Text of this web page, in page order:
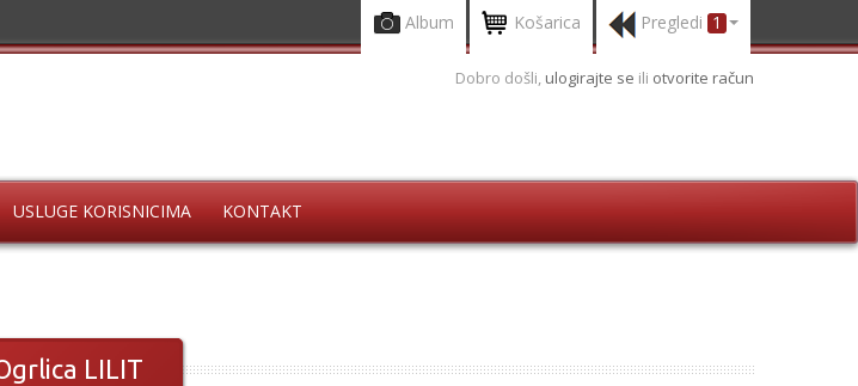
Album Košarica Pregledi 1
Dobro došli, ulogirajte se ili otvorite račun
USLUGE KORISNICIMA KONTAKT
LILIT